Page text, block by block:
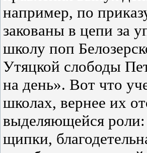
например, по
закованы в цепи за
школу поп
Утяцкой слободы
на день». Вот что
школах, вернее их
выделяющейся
щипки,